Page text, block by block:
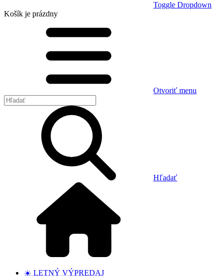
Toggle Dropdown
Košík je prázdny
Otvoriť menu
Hľadať
☀️ LETNÝ VÝPREDAJ